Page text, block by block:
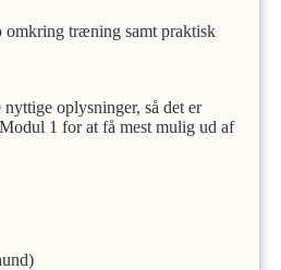
omkring træning samt praktisk
oplysninger, så det er
1 for at få mest mulig ud af